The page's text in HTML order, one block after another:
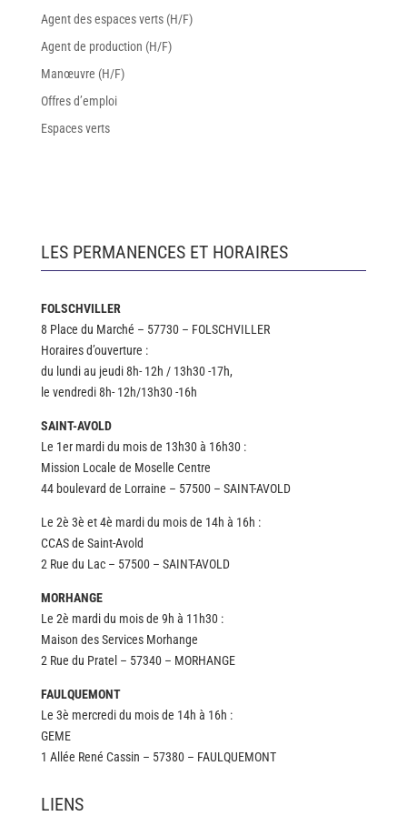
Agent des espaces verts (H/F)
Agent de production (H/F)
Manœuvre (H/F)
Offres d’emploi
Espaces verts
LES PERMANENCES ET HORAIRES
FOLSCHVILLER
8 Place du Marché – 57730 – FOLSCHVILLER
Horaires d’ouverture :
du lundi au jeudi 8h- 12h / 13h30 -17h,
le vendredi 8h- 12h/13h30 -16h
SAINT-AVOLD
Le 1er mardi du mois de 13h30 à 16h30 :
Mission Locale de Moselle Centre
44 boulevard de Lorraine – 57500 – SAINT-AVOLD
Le 2è 3è et 4è mardi du mois de 14h à 16h :
CCAS de Saint-Avold
2 Rue du Lac – 57500 – SAINT-AVOLD
MORHANGE
Le 2è mardi du mois de 9h à 11h30 :
Maison des Services Morhange
2 Rue du Pratel – 57340 – MORHANGE
FAULQUEMONT
Le 3è mercredi du mois de 14h à 16h :
GEME
1 Allée René Cassin – 57380 – FAULQUEMONT
LIENS